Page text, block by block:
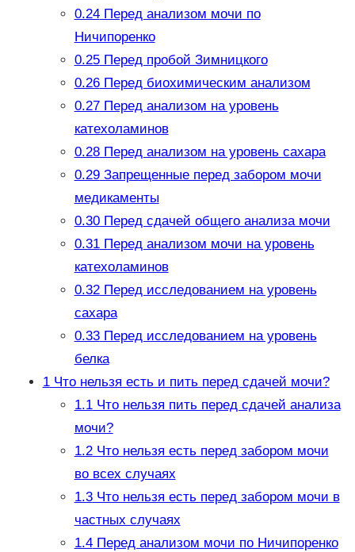
0.24Перед анализом мочи по
Ничипоренко
0.25Перед пробой Зимницкого
0.26Перед биохимическим анализом
0.27Перед анализом на уровень
катехоламинов
0.28Перед анализом на уровень сахара
0.29Запрещенные перед забором мочи
медикаменты
0.30Перед сдачей общего анализа мочи
0.31Перед анализом мочи на уровень
катехоламинов
0.32Перед исследованием на уровень
сахара
0.33Перед исследованием на уровень
белка
1Что нельзя есть и пить перед сдачей мочи?
1.1Что нельзя пить перед сдачей анализа
мочи?
1.2Что нельзя есть перед забором мочи
во всех случаях
1.3Что нельзя есть перед забором мочи в
частных случаях
1.4Перед анализом мочи по Ничипоренко